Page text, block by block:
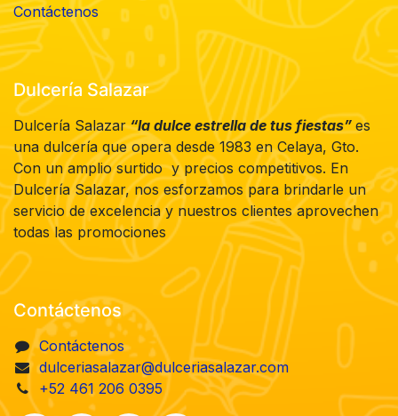
Contáctenos
Dulcería Salazar
Dulcería Salazar“la dulce estrella de tus fiestas” es
una dulcería que opera desde 1983 en Celaya, Gto.
Con un amplio surtido y precios competitivos. En
Dulcería Salazar, nos esforzamos para brindarle un
servicio de excelencia y nuestros clientes aprovechen
todas las promociones
Contáctenos
Contáctenos
dulceriasalazar@dulceriasalazar.com
+52 461 206 0395